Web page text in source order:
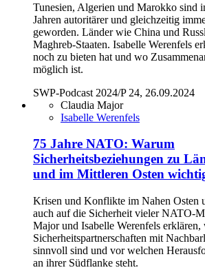
Tunesien, Algerien und Marokko sind
Jahren autoritärer und gleichzeitig
geworden. Länder wie China und
Maghreb-Staaten. Isabelle Werenfels
noch zu bieten hat und wo
möglich ist.
SWP-Podcast 2024/P 24, 26.09.2024
Claudia Major
Isabelle Werenfels
75 Jahre NATO: Warum
Sicherheitsbeziehungen zu
und im Mittleren Osten
Krisen und Konflikte im Nahen Osten
auch auf die Sicherheit vieler NATO-
Major und Isabelle Werenfels erklären,
Sicherheitspartnerschaften mit
sinnvoll sind und vor welchen
an ihrer Südflanke steht.